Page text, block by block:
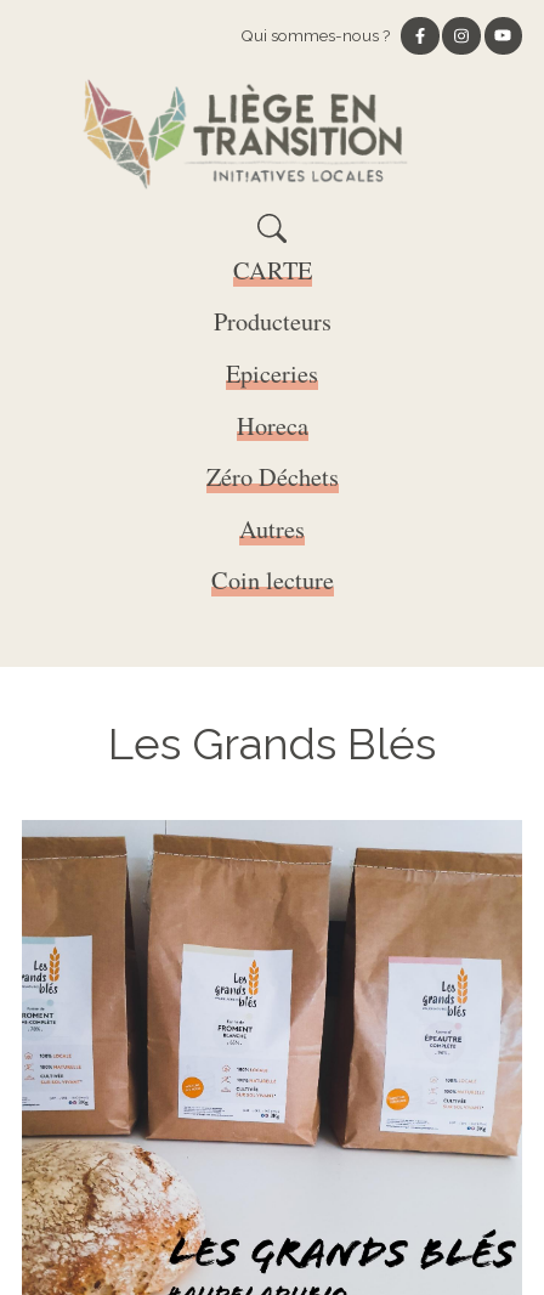
Qui sommes-nous ?
CARTE
Producteurs
Epiceries
Horeca
Zéro Déchets
Autres
Coin lecture
Les Grands Blés